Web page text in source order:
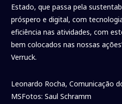
Estado, que passa pela
próspero e digital, com
eficiência nas atividades, com
bem colocados nas nossas
Verruck.
Leonardo Rocha, Comunicação
MSFotos: Saul Schramm